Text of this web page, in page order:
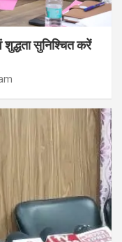
सुनिश्चित करें